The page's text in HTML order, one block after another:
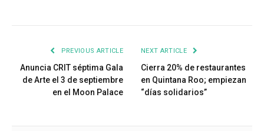
PREVIOUS ARTICLE
Anuncia CRIT séptima Gala
de Arte el 3 de septiembre
en el Moon Palace
NEXT ARTICLE
Cierra 20% de restaurantes
en Quintana Roo; empiezan
“días solidarios”